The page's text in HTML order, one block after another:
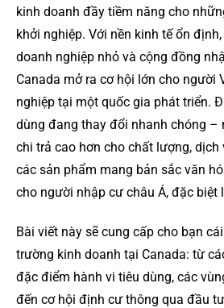
kinh doanh đầy tiềm năng cho
khởi nghiệp. Với nền kinh tế ổn
doanh nghiệp nhỏ và cộng đồng
Canada mở ra cơ hội lớn cho người
nghiệp tại một quốc gia phát triển.
dùng đang thay đổi nhanh chóng –
chi trả cao hơn cho chất lượng, dịch
các sản phẩm mang bản sắc văn
cho người nhập cư châu Á, đặc biệt
Bài viết này sẽ cung cấp cho bạn
trường kinh doanh tại Canada: từ
đặc điểm hành vi tiêu dùng, các
đến cơ hội định cư thông qua đầu